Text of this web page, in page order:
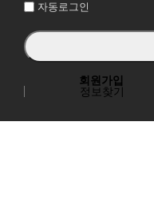
자동로그인
회원가입
정보찾기